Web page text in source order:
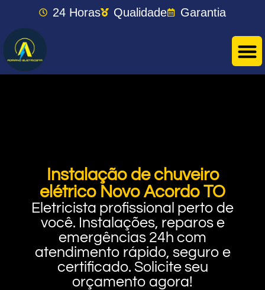
24 Horas Qualidade Garantia
Instalação de chuveiro
elétrico Novo Acordo TO
Eletricista profissional perto de
você. Instalações, reparos e
emergências 24h com
atendimento rápido, seguro e
certificado. Solicite seu
orçamento agora!